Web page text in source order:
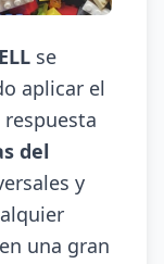
se
aplicar el
del
y
una gran